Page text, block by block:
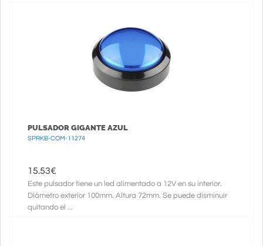
PULSADOR GIGANTE AZUL
SPRKB-COM-11274
15.53€
Este pulsador tiene un led alimentado a 12V en su interior.
Diámetro exterior 100mm. Altura 72mm. Se puede disminuir
quitando el ...